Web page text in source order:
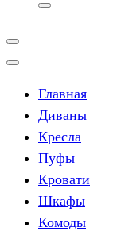
Главная
Диваны
Кресла
Пуфы
Кровати
Шкафы
Комоды